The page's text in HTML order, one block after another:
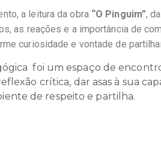
a leitura da obra “O Pinguim”,
as reações e a importância de
curiosidade e vontade de
foi um espaço de
crítica, dar asas à sua
de respeito e partilha.